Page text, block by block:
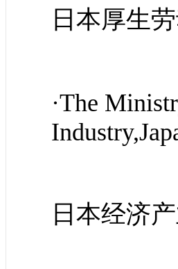
日本厚生
·The
日本经济